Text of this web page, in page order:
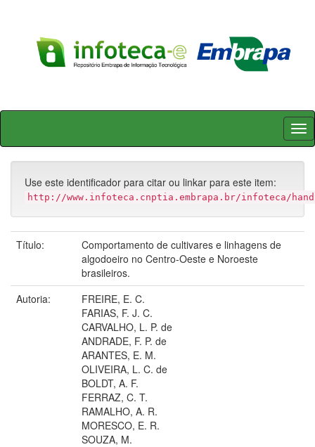
Skip
Use este identificador para citar ou linkar para este item:
http://www.infoteca.cnptia.embrapa.br/infoteca/
Título:
Comportamento de cultivares e linhagens de
algodoeiro no Centro-Oeste e Noroeste
brasileiros.
Autoria:
FREIRE, E. C.
FARIAS, F. J. C.
CARVALHO, L. P. de
ANDRADE, F. P. de
ARANTES, E. M.
OLIVEIRA, L. C. de
BOLDT, A. F.
FERRAZ, C. T.
RAMALHO, A. R.
MORESCO, E. R.
SOUZA, M.